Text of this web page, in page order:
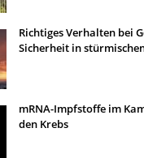
Richtiges Verhalten bei
Sicherheit in
mRNA-Impfstoffe im
den Krebs